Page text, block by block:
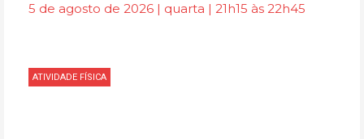
5 de agosto de 2026 | quarta | 21h15 às 22h45
ATIVIDADE FÍSICA